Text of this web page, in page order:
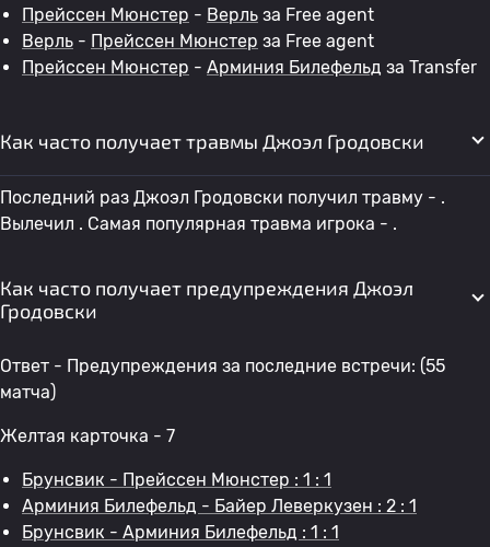
Прейссен Мюнстер - Верль за Free agent
Верль - Прейссен Мюнстер за Free agent
Прейссен Мюнстер - Арминия Билефельд за Transfer
Как часто получает травмы Джоэл Гродовски
Последний раз Джоэл Гродовски получил травму - .
Вылечил . Самая популярная травма игрока - .
Как часто получает предупреждения Джоэл
Гродовски
Ответ - Предупреждения за последние встречи: (55
матча)
Желтая карточка - 7
Брунсвик - Прейссен Мюнстер : 1 : 1
Арминия Билефельд - Байер Леверкузен : 2 : 1
Брунсвик - Арминия Билефельд : 1 : 1